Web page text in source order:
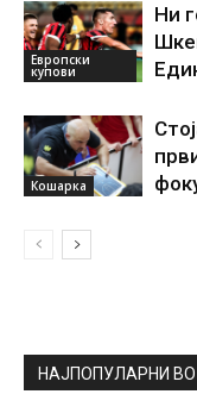
Европски
купови
Ни
Кошарка
НАЈПОПУЛАРНИ